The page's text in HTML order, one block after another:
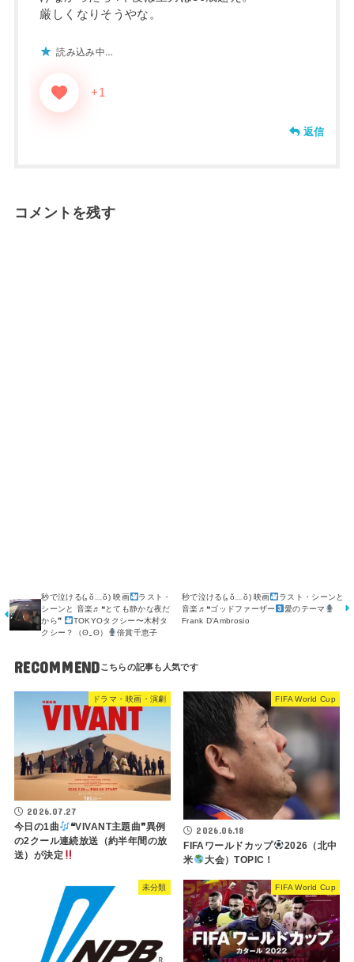
厳しくなりそうやな。
読み込み中…
+1
返信
コメントを残す
秒で泣ける(⁠｡⁠ŏ⁠﹏⁠ŏ⁠) 映画
ラスト・
シーンと 音楽♬❝とても静かな夜だ
から❞
TOKYOタクシー〜木村タ
クシー？（ʘ⁠‿⁠ʘ）
倍賞千恵子
秒で泣ける(⁠｡⁠ŏ⁠﹏⁠ŏ⁠) 映画
ラスト・シーンと
音楽♬❝ゴッドファーザー
愛のテーマ
Frank D'Ambrosio
RECOMMEND
ドラマ・映画・演劇
2026.07.27
今日の1曲
❝VIVANT主題曲❞異例
の2クール連続放送（約半年間の放
送）が決定
FIFA World Cup
2026.06.18
FIFAワールドカップ
2026（北中
米
大会）TOPIC！
未分類 FIFA World Cup